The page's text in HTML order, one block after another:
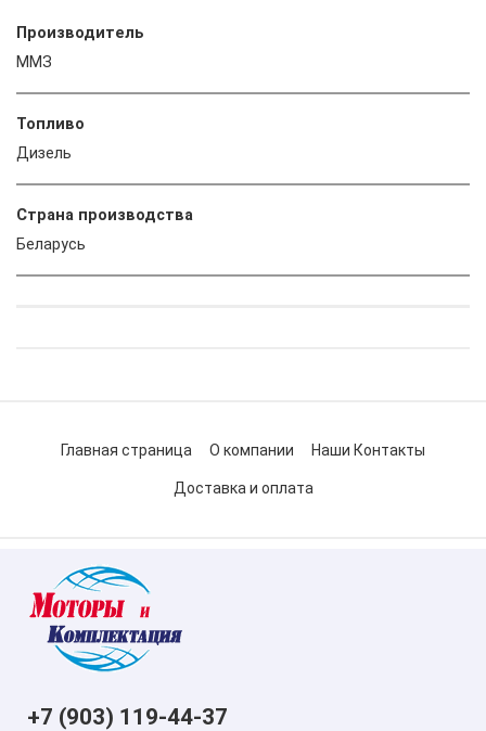
Производитель
ММЗ
Топливо
Дизель
Страна производства
Беларусь
Главная страница О компании Наши Контакты
Доставка и оплата
+7 (903) 119-44-37